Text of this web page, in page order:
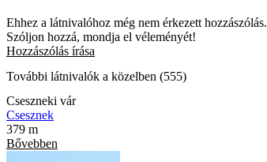
Ehhez a látnivalóhoz még nem érkezett hozzászólás.
Szóljon hozzá, mondja el véleményét!
Hozzászólás írása
További látnivalók a közelben (555)
Cseszneki vár
Csesznek
379 m
Bővebben